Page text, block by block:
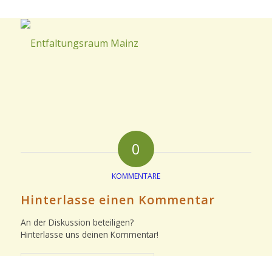
0
KOMMENTARE
Hinterlasse einen Kommentar
An der Diskussion beteiligen?
Hinterlasse uns deinen Kommentar!